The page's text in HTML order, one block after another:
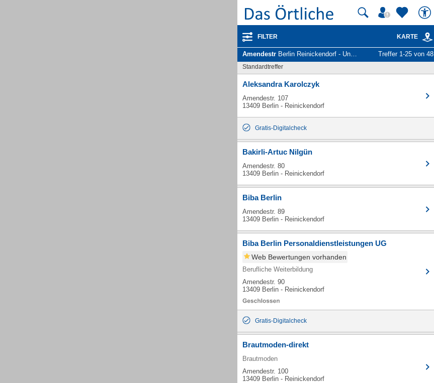
FILTER KARTE
Amendestr Berlin Reinickendorf - Unternehmen und Personen Treffer 1-25 von 48
Standardtreffer
Aleksandra Karolczyk
Amendestr. 107
13409 Berlin - Reinickendorf
Gratis-Digitalcheck
Bakirli-Artuc Nilgün
Amendestr. 80
13409 Berlin - Reinickendorf
Biba Berlin
Amendestr. 89
13409 Berlin - Reinickendorf
Biba Berlin Personaldienstleistungen UG
Web Bewertungen vorhanden
Berufliche Weiterbildung
Amendestr. 90
13409 Berlin - Reinickendorf
Gratis-Digitalcheck
Brautmoden-direkt
Brautmoden
Amendestr. 100
13409 Berlin - Reinickendorf